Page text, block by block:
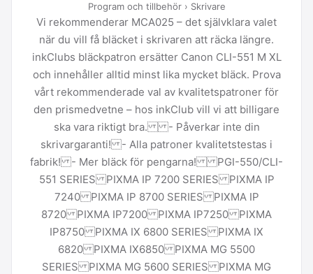
Program och tillbehör › Skrivare
Vi rekommenderar MCA025 – det självklara valet
när du vill få bläcket i skrivaren att räcka längre.
inkClubs bläckpatron ersätter Canon CLI-551 M XL
och innehåller alltid minst lika mycket bläck. Prova
vårt rekommenderade val av kvalitetspatroner för
den prismedvetne – hos inkClub vill vi att billigare
ska vara riktigt bra. - Påverkar inte din
skrivargaranti! - Alla patroner kvalitetstestas i
fabrik! - Mer bläck för pengarna! PGI-550/CLI-
551 SERIES PIXMA IP 7200 SERIES PIXMA IP
7240 PIXMA IP 8700 SERIES PIXMA IP
8720 PIXMA IP7200 PIXMA IP7250 PIXMA
IP8750 PIXMA IX 6800 SERIES PIXMA IX
6820 PIXMA IX6850 PIXMA MG 5500
SERIES PIXMA MG 5600 SERIES PIXMA MG